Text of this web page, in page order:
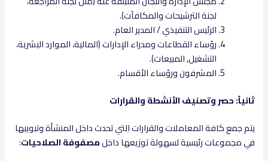
لجنة الترشيحات والمكافآت).
الرئيس التنفيذي / المدير العام.
رؤساء القطاعات ومدراء الإدارات (المالية، الموارد البشرية،
التشغيل, المبيعات).
المشرفون ورؤساء الأقسام.
ثانياً: حصر وتصنيف الأنشطة والقرارات
يتم جمع كافة المعاملات والقرارات التي تحدث داخل المنشأة وتبويبها
في مجموعات رئيسية لسهولة توزيعها داخلمصفوفة الصلاحيات: